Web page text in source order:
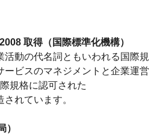
取得（国際標準化機構）
活動の代名詞ともいわれる国際規
ービスのマネジメントと企業運営
規格に認可された
れています。
）